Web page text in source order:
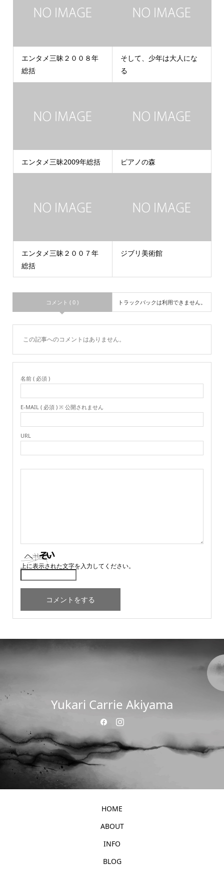
エンタメ三昧２００８年
総括
そして、少年は大人にな
る
エンタメ三昧2009年総括 ピアノの森
エンタメ三昧２００７年
総括
ジブリ美術館
コメント ( 0 ) トラックバックは利用できません。
この記事へのコメントはありません。
名前 ( 必須 )
E-MAIL ( 必須 ) ※ 公開されません
URL
上に表示された文字を入力してください。
Yukari Carrie Akiyama
HOME
ABOUT
INFO
BLOG